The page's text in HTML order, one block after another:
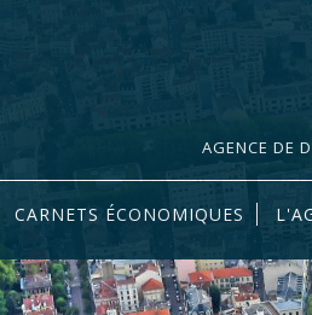
AGENCE DE
CARNETS ÉCONOMIQUES